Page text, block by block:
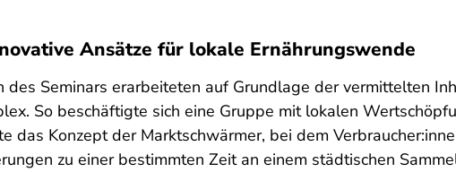
Ansätze für lokale Ernährungswende
des Seminars erarbeiteten auf Grundlage der vermittelten
So beschäftigte sich eine Gruppe mit lokalen
das Konzept der Marktschwärmer, bei dem
zu einer bestimmten Zeit an einem städtischen